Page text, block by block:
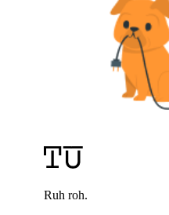
Ruh roh.